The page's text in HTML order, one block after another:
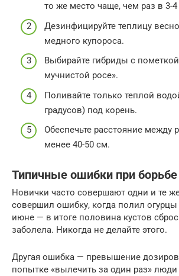
то же место чаще, чем раз в 3-4
Дезинфицируйте теплицу
медного купороса.
Выбирайте гибриды с
мучнистой росе».
Поливайте только теплой
градусов) под корень.
Обеспечьте расстояние между
менее 40-50 см.
Типичные ошибки при
Новички часто совершают одни и те
совершил ошибку, когда полил
июне — в итоге половина кустов
заболела. Никогда не делайте этого.
Другая ошибка — превышение
попытке «вылечить за один раз»